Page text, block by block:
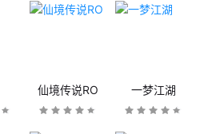
仙境传说RO 一梦江湖